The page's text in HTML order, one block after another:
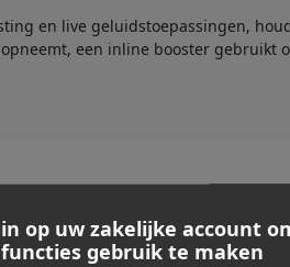
en live geluidstoepassingen,
een inline booster
op uw zakelijke account
gebruik te maken